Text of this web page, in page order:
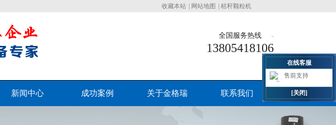
收藏本站 网站地图 秸秆颗粒机
全国服务热线
13805418106
新闻中心 成功案例 关于金格瑞 联系我们
在线客服
售前支持
[关闭]